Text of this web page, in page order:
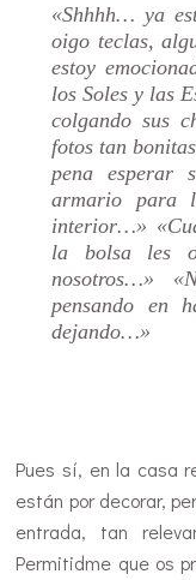
«Shhhh… ya
oigo teclas,
estoy
los Soles y las
colgando sus
fotos tan
pena esperar
armario para
interior…»
la bolsa les
nosotros…»
pensando en
dejando…»
Pues sí, en la casa
están por decorar,
entrada, tan
Permitidme que os